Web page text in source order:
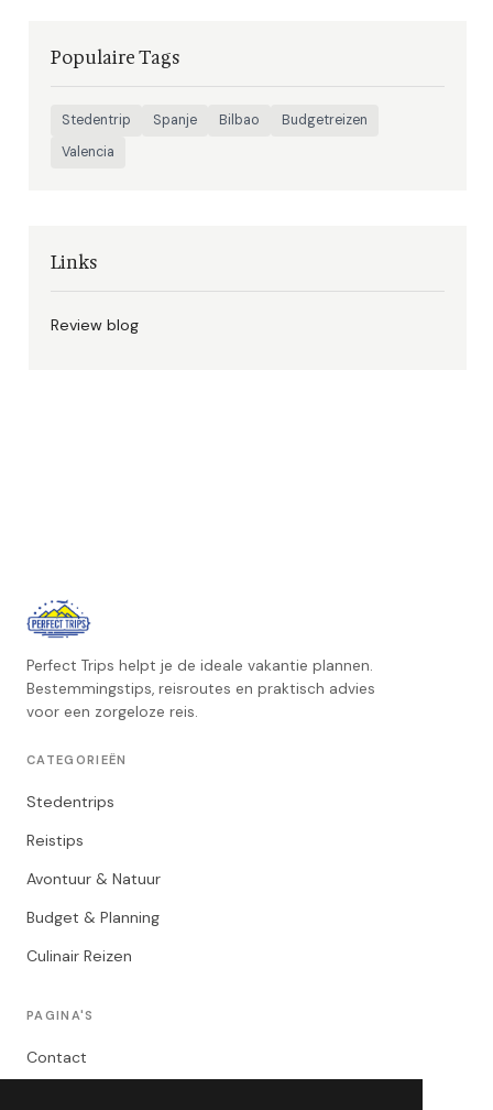
Populaire Tags
Stedentrip Spanje Bilbao
Budgetreizen
Valencia
Links
Review blog
Perfect Trips helpt je de ideale vakantie plannen.
Bestemmingstips, reisroutes en praktisch advies
voor een zorgeloze reis.
CATEGORIEËN
Stedentrips
Reistips
Avontuur & Natuur
Budget & Planning
Culinair Reizen
PAGINA'S
Contact